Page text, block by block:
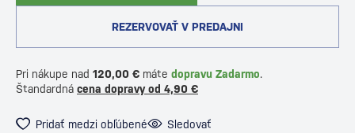
REZERVOVAŤ V PREDAJNI
Pri nákupe nad 120,00 € máte dopravu Zadarmo.
Štandardná cena dopravy od 4,90 €
Pridať medzi obľúbené Sledovať